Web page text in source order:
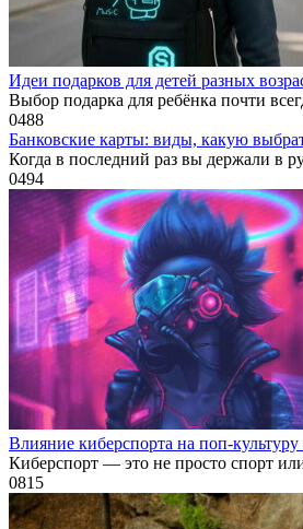
Идеи подарков для детей разных
Выбор подарка для ребёнка почти
0488
Банковские карты: виды, какую
Когда в последний раз вы держали в
0494
Влияние киберспорта на поп-
Киберспорт — это не просто спорт
0815